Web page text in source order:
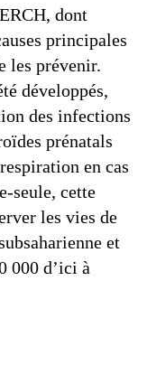
dont
principales
les prévenir.
développés,
des infections
prénatals
en cas
seule, cette
les vies de
et
000 d’ici à